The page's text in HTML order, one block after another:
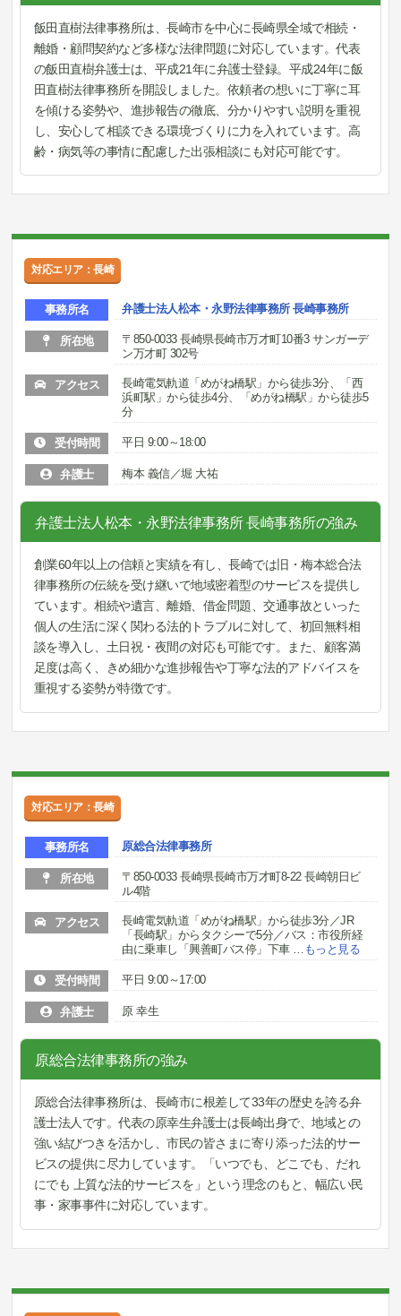
飯田直樹法律事務所は、長崎市を中心に長崎県全域で相続・
離婚・顧問契約など多様な法律問題に対応しています。代表
の飯田直樹弁護士は、平成21年に弁護士登録。平成24年に飯
田直樹法律事務所を開設しました。依頼者の想いに丁寧に耳
を傾ける姿勢や、進捗報告の徹底、分かりやすい説明を重視
し、安心して相談できる環境づくりに力を入れています。高
齢・病気等の事情に配慮した出張相談にも対応可能です。
対応エリア：長崎
事務所名 弁護士法人松本・永野法律事務所 長崎事務所
所在地
〒850-0033 長崎県長崎市万才町10番3 サンガーデ
ン万才町 302号
アクセス
長崎電気軌道「めがね橋駅」から徒歩3分、「西
浜町駅」から徒歩4分、「めがね橋駅」から徒歩5
分
受付時間 平日 9:00～18:00
弁護士 梅本 義信／堀 大祐
弁護士法人松本・永野法律事務所 長崎事務所の強み
創業60年以上の信頼と実績を有し、長崎では旧・梅本総合法
律事務所の伝統を受け継いで地域密着型のサービスを提供し
ています。相続や遺言、離婚、借金問題、交通事故といった
個人の生活に深く関わる法的トラブルに対して、初回無料相
談を導入し、土日祝・夜間の対応も可能です。また、顧客満
足度は高く、きめ細かな進捗報告や丁寧な法的アドバイスを
重視する姿勢が特徴です。
対応エリア：長崎
事務所名 原総合法律事務所
所在地
〒850-0033 長崎県長崎市万才町8-22 長崎朝日ビ
ル4階
アクセス
長崎電気軌道「めがね橋駅」から徒歩3分／JR
「長崎駅」からタクシーで5分／バス：市役所経
由に乗車し「興善町バス停」下車 … もっと見る
受付時間 平日 9:00～17:00
弁護士 原 幸生
原総合法律事務所の強み
原総合法律事務所は、長崎市に根差して33年の歴史を誇る弁
護士法人です。代表の原幸生弁護士は長崎出身で、地域との
強い結びつきを活かし、市民の皆さまに寄り添った法的サー
ビスの提供に尽力しています。「いつでも、どこでも、だれ
にでも 上質な法的サービスを」という理念のもと、幅広い民
事・家事事件に対応しています。